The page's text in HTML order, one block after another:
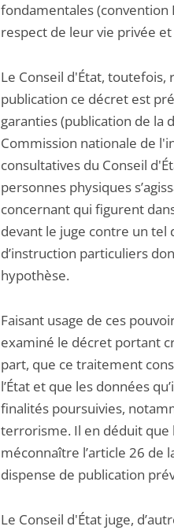
fondamentales (convention
respect de leur vie privée
Le Conseil d'État,
publication ce décret est
garanties (publication de la
Commission nationale de
consultatives du Conseil
personnes physiques
concernant qui figurent
devant le juge contre un tel
d’instruction particuliers
hypothèse.
Faisant usage de ces
examiné le décret portant
part, que ce traitement
l’État et que les données
finalités poursuivies,
terrorisme. Il en déduit que
méconnaître l’article 26 de
dispense de publication
Le Conseil d'État juge,